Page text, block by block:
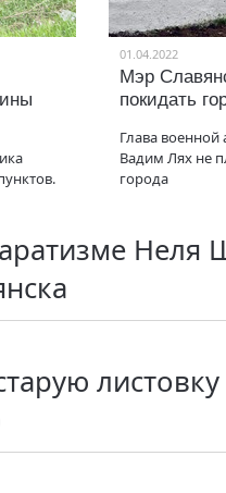
01.04.2022
Мэр
покидать
Глава
Вадим Лях не
города
Неля